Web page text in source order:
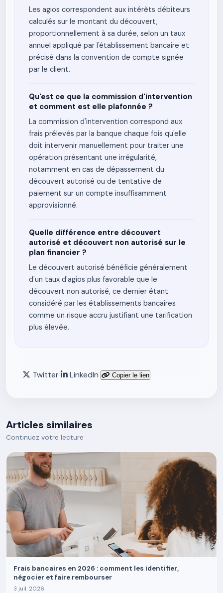
Les agios correspondent aux intérêts débiteurs
calculés sur le montant du découvert,
proportionnellement à sa durée, selon un taux
annuel appliqué par l'établissement bancaire et
précisé dans la convention de compte signée
par le client.
Qu'est ce que la commission d'intervention
et comment est elle plafonnée ?
La commission d'intervention correspond aux
frais prélevés par la banque chaque fois qu'elle
doit intervenir manuellement pour traiter une
opération présentant une irrégularité,
notamment en cas de dépassement du
découvert autorisé ou de tentative de
paiement sur un compte insuffisamment
approvisionné.
Quelle différence entre découvert
autorisé et découvert non autorisé sur le
plan financier ?
Le découvert autorisé bénéficie généralement
d'un taux d'agios plus favorable que le
découvert non autorisé, ce dernier étant
considéré par les établissements bancaires
comme un risque accru justifiant une tarification
plus élevée.
Twitter LinkedIn Copier le lien
Articles similaires
Continuez votre lecture
Frais bancaires en 2026 : comment les identifier,
négocier et faire rembourser
3 juil. 2026